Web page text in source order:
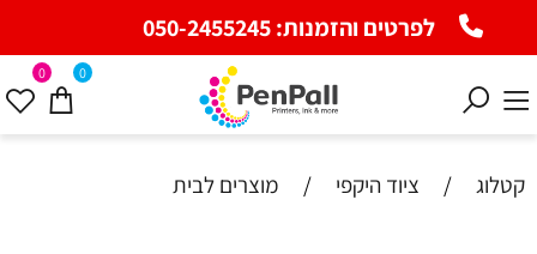
לפרטים והזמנות:050-2455245
0 0
קטלוג / ציוד היקפי / מוצרים לבית